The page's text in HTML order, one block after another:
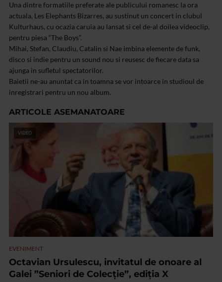
Una dintre formatiile preferate ale publicului romanesc la ora
actuala, Les Elephants Bizarres, au sustinut un concert in clubul
Kulturhaus, cu ocazia caruia au lansat si cel de-al doilea videoclip,
pentru piesa “The Boys”.
Mihai, Stefan, Claudiu, Catalin si Nae imbina elemente de funk,
disco si indie pentru un sound nou si reusesc de fiecare data sa
ajunga in sufletul spectatorilor.
Baietii ne-au anuntat ca in toamna se vor intoarce in studioul de
inregistrari pentru un nou album.
ARTICOLE ASEMANATOARE
VIDEO
EVENIMENT
Octavian Ursulescu, invitatul de onoare al
Galei ”Seniori de Colecție”, ediția X